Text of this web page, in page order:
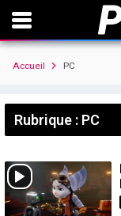
Accueil PC
Rubrique : PC